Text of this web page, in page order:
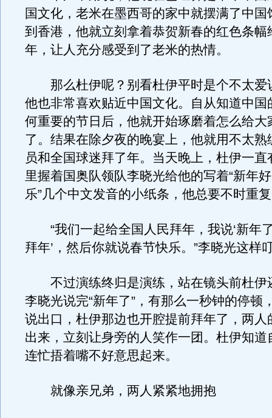
国文化，老米在墨西哥的家中就摆满了中国
到香港，他就立刻拿着恭贺新春的红色条幅
年，让人充分感受到了老米的热情。
那么杜伊呢？别看杜伊平时是个不太爱
他也非常喜欢贴近中国文化。自从知道中国
何重要的节日后，他就开始琢磨着怎么给大
了。结果在除夕夜的晚宴上，他就用不太熟
员和全国球迷拜了年。当天晚上，杜伊一直
里握着国奥队领队李晓光给他的写着“新年
乐”几个中文发音的小纸条，他总要不时重
“我们一起给全国人民拜年，我说‘新年
拜年’，然后你就说春节快乐。”李晓光这样
不过演练终归是演练，站在镜头前杜伊
李晓光说完“新年了”，有那么一秒钟的停顿
说出口，杜伊那边也开腔提前拜年了，两人
出来，立刻让身旁的人笑作一团。杜伊知道
连忙捂着嘴不好意思起来。
就像亲兄弟，两人紧紧地拥抱